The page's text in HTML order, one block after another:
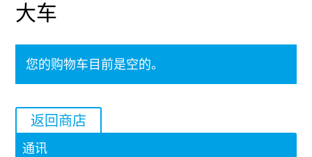
大车
您的购物车目前是空的。
返回商店
通讯